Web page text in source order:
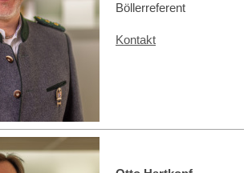
Böllerreferent
Kontakt